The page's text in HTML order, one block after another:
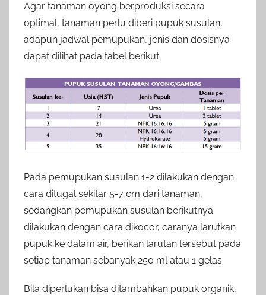
Agar tanaman oyong berproduksi secara
optimal, tanaman perlu diberi pupuk susulan,
adapun jadwal pemupukan, jenis dan dosisnya
dapat dilihat pada tabel berikut.
Pada pemupukan susulan 1-2 dilakukan dengan
cara ditugal sekitar 5-7 cm dari tanaman,
sedangkan pemupukan susulan berikutnya
dilakukan dengan cara dikocor, caranya larutkan
pupuk ke dalam air, berikan larutan tersebut pada
setiap tanaman sebanyak 250 ml atau 1 gelas.
Bila diperlukan bisa ditambahkan pupuk organik,